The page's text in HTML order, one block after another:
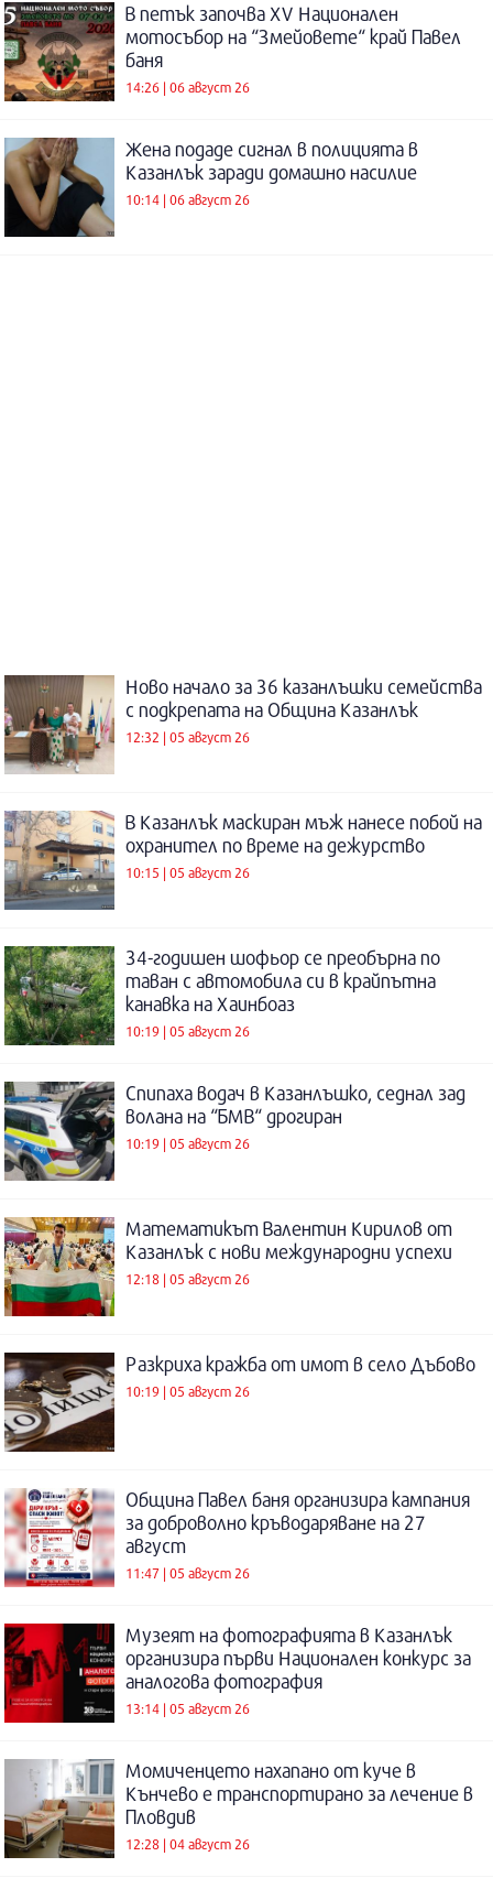
В петък започва XV Национален
мотосъбор на “Змейовете“ край Павел
баня
14:26 | 06 август 26
Жена подаде сигнал в полицията в
Казанлък заради домашно насилие
10:14 | 06 август 26
Ново начало за 36 казанлъшки семейства
с подкрепата на Община Казанлък
12:32 | 05 август 26
В Казанлък маскиран мъж нанесе побой на
охранител по време на дежурство
10:15 | 05 август 26
34-годишен шофьор се преобърна по
таван с автомобила си в крайпътна
канавка на Хаинбоаз
10:19 | 05 август 26
Спипаха водач в Казанлъшко, седнал зад
волана на “БМВ“ дрогиран
10:19 | 05 август 26
Математикът Валентин Кирилов от
Казанлък с нови международни успехи
12:18 | 05 август 26
Разкриха кражба от имот в село Дъбово
10:19 | 05 август 26
Община Павел баня организира кампания
за доброволно кръводаряване на 27
август
11:47 | 05 август 26
Музеят на фотографията в Казанлък
организира първи Национален конкурс за
аналогова фотография
13:14 | 05 август 26
Момиченцето нахапано от куче в
Кънчево е транспортирано за лечение в
Пловдив
12:28 | 04 август 26